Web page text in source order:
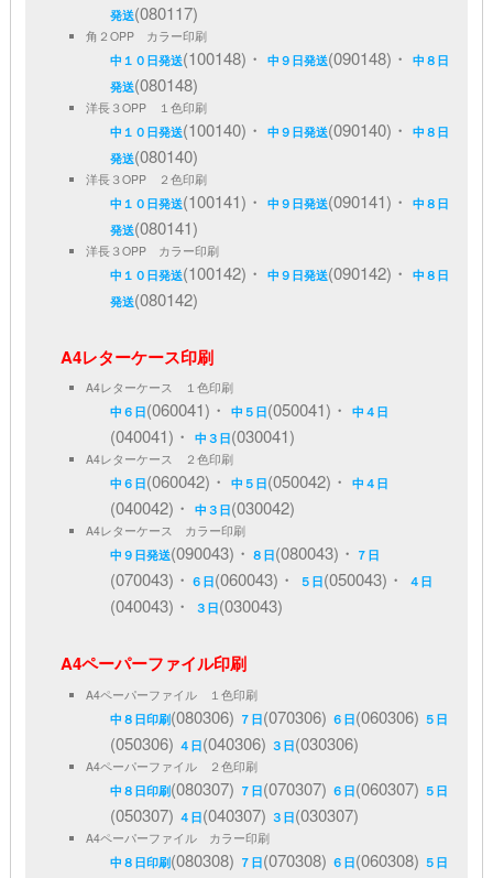
発送(080117)
角２OPP カラー印刷
中１０日発送(100148)・中９日発送(090148)・中８日
発送(080148)
洋長３OPP １色印刷
中１０日発送(100140)・中９日発送(090140)・中８日
発送(080140)
洋長３OPP ２色印刷
中１０日発送(100141)・中９日発送(090141)・中８日
発送(080141)
洋長３OPP カラー印刷
中１０日発送(100142)・中９日発送(090142)・中８日
発送(080142)
A4レターケース印刷
A4レターケース １色印刷
中６日(060041)・中５日(050041)・中４日
(040041)・中３日(030041)
A4レターケース ２色印刷
中６日(060042)・中５日(050042)・中４日
(040042)・中３日(030042)
A4レターケース カラー印刷
中９日発送(090043)・ ８日(080043)・ ７日
(070043)・ ６日(060043)・ ５日(050043)・ ４日
(040043)・ ３日(030043)
A4ペーパーファイル印刷
A4ペーパーファイル １色印刷
中８日印刷(080306) ７日(070306) ６日(060306) ５日
(050306) ４日(040306) ３日(030306)
A4ペーパーファイル ２色印刷
中８日印刷(080307) ７日(070307) ６日(060307) ５日
(050307) ４日(040307) ３日(030307)
A4ペーパーファイル カラー印刷
中８日印刷(080308) ７日(070308) ６日(060308) ５日